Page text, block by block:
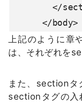
      </body>
上記のように章
は、それぞれを
また、sectionタ
sectionタグの入